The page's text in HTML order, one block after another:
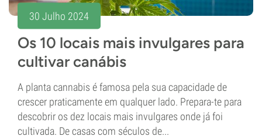
30 Julho 2024
Os 10 locais mais invulgares para
cultivar canábis
A planta cannabis é famosa pela sua capacidade de
crescer praticamente em qualquer lado. Prepara-te para
descobrir os dez locais mais invulgares onde já foi
cultivada. De casas com séculos de...